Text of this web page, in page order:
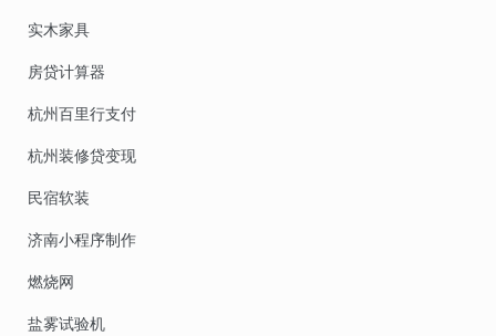
实木家具
房贷计算器
杭州百里行支付
杭州装修贷变现
民宿软装
济南小程序制作
燃烧网
盐雾试验机